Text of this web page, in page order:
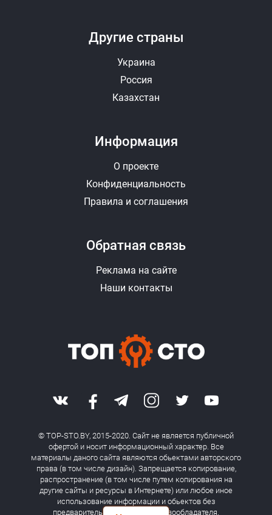
Другие страны
Украина
Россия
Казахстан
Информация
О проекте
Конфиденциальность
Правила и соглашения
Обратная связь
Реклама на сайте
Наши контакты
© TOP-STO.BY, 2015-2020. Сайт не является публичной
офертой и носит информационный характер. Все
материалы даного сайта являются обьектами авторского
права (в том числе дизайн). Запрещается копирование,
распространение (в том числе путем копирования на
другие сайты и ресурсы в Интернете) или любое иное
использование информации и обьектов без
предварительного согласия правообладателя.